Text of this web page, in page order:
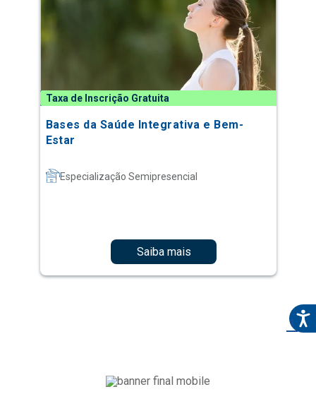
Taxa de Inscrição Gratuita
Bases da Saúde Integrativa e Bem-
Estar
Especialização Semipresencial
Saiba mais
1